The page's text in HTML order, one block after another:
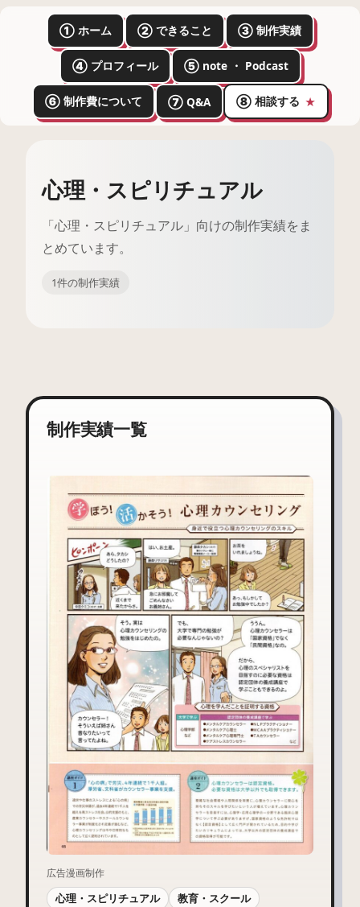
① ホーム ② できること ③ 制作実績
④ プロフィール ⑤ note ・ Podcast
⑥ 制作費について ⑦ Q&A ⑧ 相談する ★
心理・スピリチュアル
「心理・スピリチュアル」向けの制作実績をま
とめています。
1件の制作実績
制作実績一覧
広告漫画制作
心理・スピリチュアル 教育・スクール